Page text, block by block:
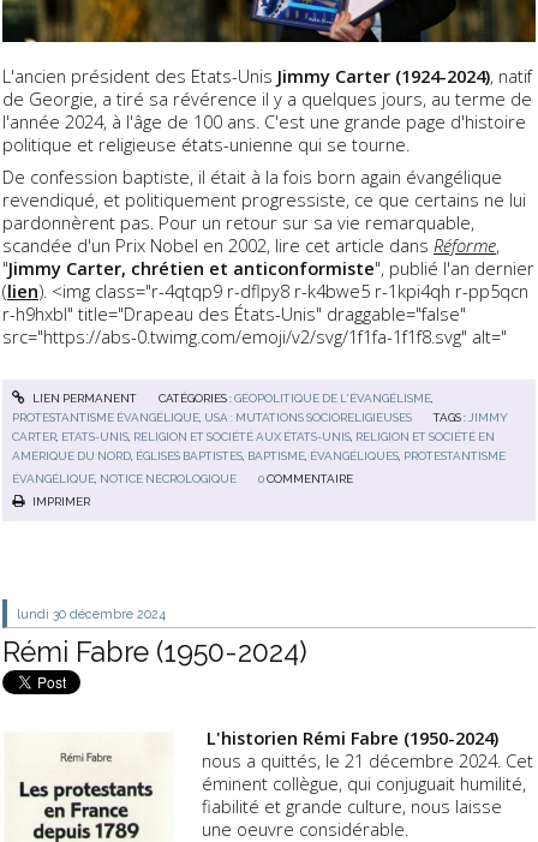
L'ancien président des Etats-Unis Jimmy Carter (1924-2024), natif
de Georgie, a tiré sa révérence il y a quelques jours, au terme de
l'année 2024, à l'âge de 100 ans. C'est une grande page d'histoire
politique et religieuse états-unienne qui se tourne.
De confession baptiste, il était à la fois born again évangélique
revendiqué, et politiquement progressiste, ce que certains ne lui
pardonnèrent pas. Pour un retour sur sa vie remarquable,
scandée d'un Prix Nobel en 2002, lire cet article dans Réforme,
"Jimmy Carter, chrétien et anticonformiste", publié l'an dernier
(lien). <img class="r-4qtqp9 r-dflpy8 r-k4bwe5 r-1kpi4qh r-pp5qcn
r-h9hxbl" title="Drapeau des États-Unis" draggable="false"
src="https://abs-0.twimg.com/emoji/v2/svg/1f1fa-1f1f8.svg" alt="
LIEN PERMANENT CATÉGORIES :GÉOPOLITIQUE DE L'ÉVANGÉLISME,
PROTESTANTISME ÉVANGÉLIQUE, USA : MUTATIONS SOCIORELIGIEUSES TAGS :JIMMY
CARTER, ETATS-UNIS, RELIGION ET SOCIÉTÉ AUX ÉTATS-UNIS, RELIGION ET SOCIÉTÉ EN
AMÉRIQUE DU NORD, ÉGLISES BAPTISTES, BAPTISME, ÉVANGÉLIQUES, PROTESTANTISME
ÉVANGÉLIQUE NOTICE NÉCROLOGIQUE 0 COMMENTAIRE
IMPRIMER
lundi 30 décembre 2024
Rémi Fabre (1950-2024)
L'historien Rémi Fabre (1950-2024)
nous a quittés, le 21 décembre 2024. Cet
éminent collègue, qui conjuguait humilité,
fiabilité et grande culture, nous laisse
une oeuvre considérable.